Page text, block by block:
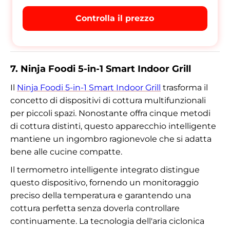
Controlla il prezzo
7. Ninja Foodi 5-in-1 Smart Indoor Grill
Il Ninja Foodi 5-in-1 Smart Indoor Grill trasforma il
concetto di dispositivi di cottura multifunzionali
per piccoli spazi. Nonostante offra cinque metodi
di cottura distinti, questo apparecchio intelligente
mantiene un ingombro ragionevole che si adatta
bene alle cucine compatte.
Il termometro intelligente integrato distingue
questo dispositivo, fornendo un monitoraggio
preciso della temperatura e garantendo una
cottura perfetta senza doverla controllare
continuamente. La tecnologia dell'aria ciclonica